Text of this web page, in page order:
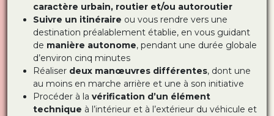
caractère urbain, routier et/ou autoroutier
Suivre un itinéraire ou vous rendre vers une
destination préalablement établie, en vous guidant
de manière autonome, pendant une durée globale
d’environ cinq minutes
Réaliser deux manœuvres différentes, dont une
au moins en marche arrière et une à son initiative
Procéder à la vérification d’un élément
technique à l’intérieur et à l’extérieur du véhicule et